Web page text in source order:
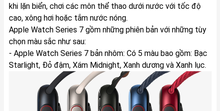
khi lặn biển, chơi các môn thể thao dưới nước với tốc độ
cao, xông hơi hoặc tắm nước nóng.
Apple Watch Series 7 gồm những phiên bản với những tùy
chọn màu sắc như sau:
- Apple Watch Series 7 bản nhôm: Có 5 màu bao gồm: Bạc
Starlight, Đỏ đậm, Xám Midnight, Xanh dương và Xanh lục.